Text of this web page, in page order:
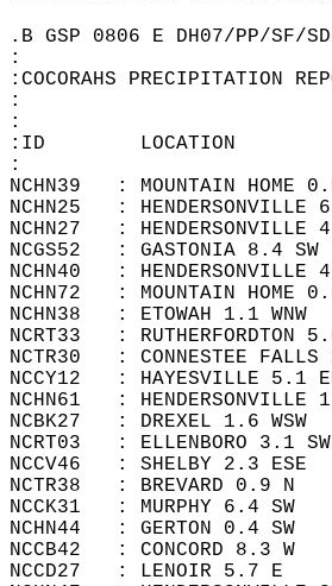
.B GSP 0806 E DH07/PP/SF/
:
:COCORAHS PRECIPITATION
:
:
:ID        LOCATION
:
NCHN39   : MOUNTAIN
NCHN25   :
NCHN27   :
NCGS52   : GASTONIA
NCHN40   :
NCHN72   : MOUNTAIN
NCHN38   : ETOWAH 1.1
NCRT33   :
NCTR30   : CONNESTEE
NCCY12   : HAYESVILLE
NCHN61   :
NCBK27   : DREXEL 1.6
NCRT03   : ELLENBORO
NCCV46   : SHELBY 2.3
NCTR38   : BREVARD
NCCK31   : MURPHY
NCHN44   : GERTON
NCCB42   : CONCORD
NCCD27   : LENOIR